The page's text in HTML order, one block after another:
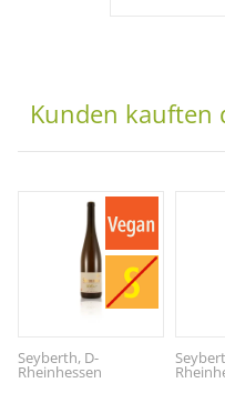
Kunden kauften
Seyberth, D-
Rheinhessen